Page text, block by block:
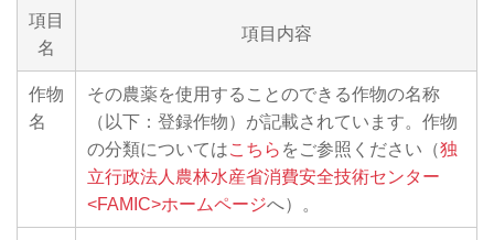
項目
名
項目内容
作物
名
その農薬を使用することのできる作物の名称
（以下：登録作物）が記載されています。作物
の分類についてはこちら をご参照ください（独
立行政法人農林水産省消費安全技術センター
<FAMIC>ホームページへ）。